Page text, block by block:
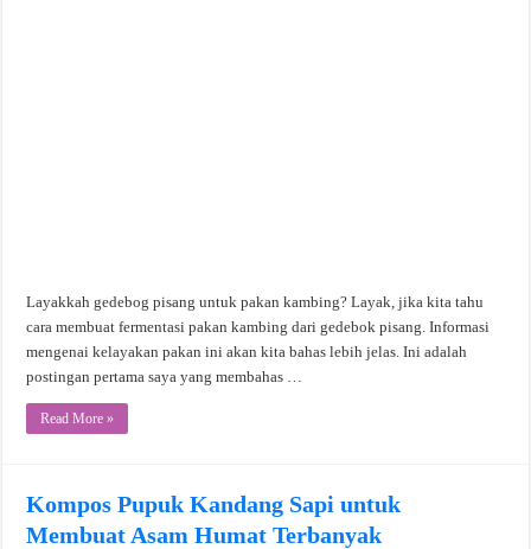
Layakkah gedebog pisang untuk pakan kambing? Layak, jika kita tahu
cara membuat fermentasi pakan kambing dari gedebok pisang. Informasi
mengenai kelayakan pakan ini akan kita bahas lebih jelas. Ini adalah
postingan pertama saya yang membahas …
Read More »
Kompos Pupuk Kandang Sapi untuk
Membuat Asam Humat Terbanyak